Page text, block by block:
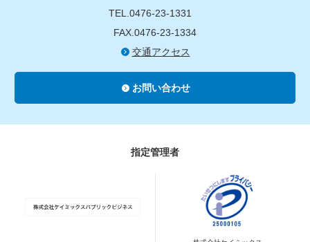
TEL.0476-23-1331
FAX.0476-23-1334
交通アクセス
お問い合わせ
指定管理者